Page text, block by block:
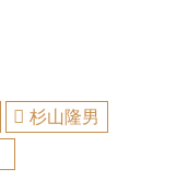
杉山隆男